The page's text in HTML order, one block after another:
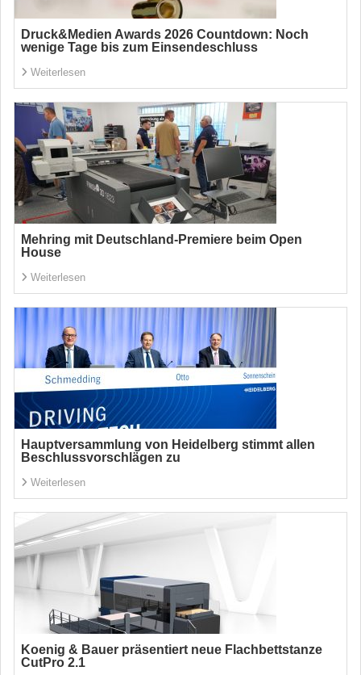
Druck&Medien Awards 2026 Countdown: Noch
wenige Tage bis zum Einsendeschluss
Weiterlesen
Mehring mit Deutschland-Premiere beim Open
House
Weiterlesen
Hauptversammlung von Heidelberg stimmt allen
Beschlussvorschlägen zu
Weiterlesen
Koenig & Bauer präsentiert neue Flachbettstanze
CutPro 2.1